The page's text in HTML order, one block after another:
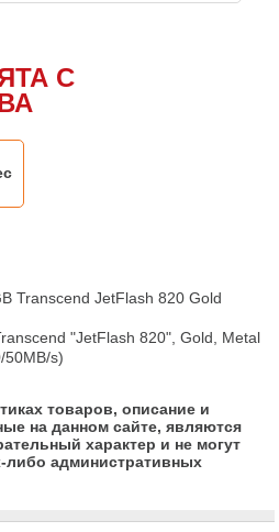
С
Transcend JetFlash 820 Gold
"JetFlash 820", Gold, Metal
50MB/s)
товаров, описание и
на данном сайте, являются
характер и не могут
либо административных